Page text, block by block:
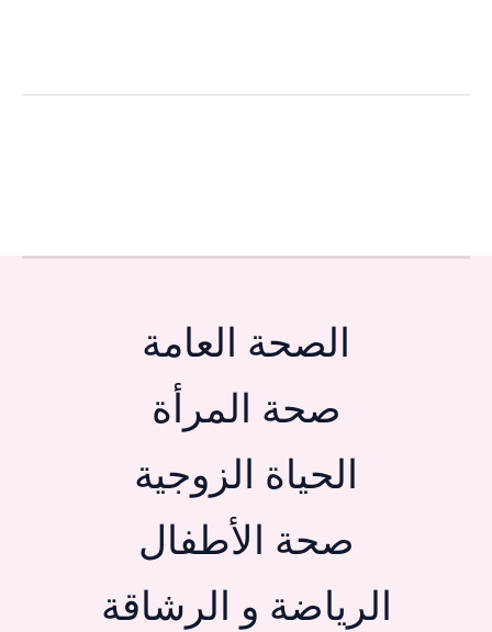
الصحة العامة
صحة المرأة
الحياة الزوجية
صحة الأطفال
الرياضة و الرشاقة